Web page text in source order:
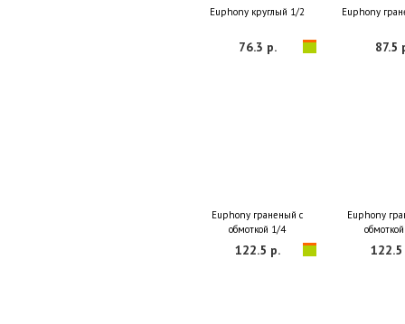
Euphony круглый 1/2
76.3 р.
Euphony
87.5
Euphony граненый с
обмоткой 1/4
122.5 р.
Euphony
122.5